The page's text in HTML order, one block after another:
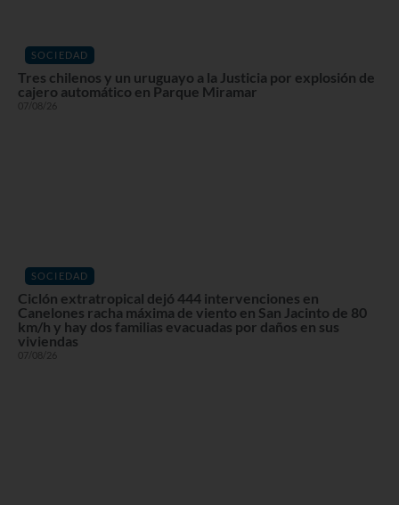
SOCIEDAD
Tres chilenos y un uruguayo a la Justicia por explosión de
cajero automático en Parque Miramar
07/08/26
SOCIEDAD
Ciclón extratropical dejó 444 intervenciones en
Canelones racha máxima de viento en San Jacinto de 80
km/h y hay dos familias evacuadas por daños en sus
viviendas
07/08/26